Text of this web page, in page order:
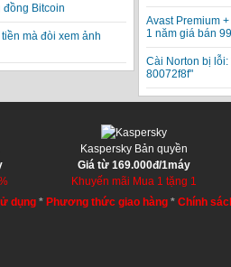
Bitcoin
mà đòi xem ảnh
Avast Premium
1 năm giá bán
Cài Norton bị
80072f8f"
Kaspersky Bản quyền
Giá từ 169.000đ/1máy
Khuyến mãi Mua 1 tặng 1
dụng * Phương thức giao hàng *Chính